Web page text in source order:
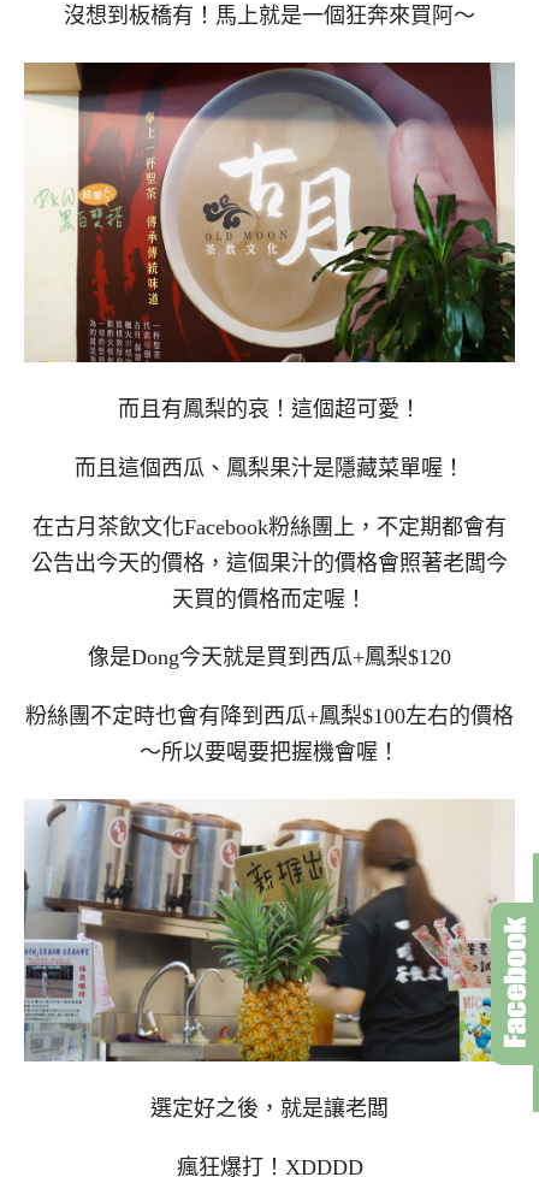
沒想到板橋有！馬上就是一個狂奔來買阿～
而且有鳳梨的哀！這個超可愛！
而且這個西瓜、鳳梨果汁是隱藏菜單喔！
在古月茶飲文化Facebook粉絲團上，不定期都會有
公告出今天的價格，這個果汁的價格會照著老闆今
天買的價格而定喔！
像是Dong今天就是買到西瓜+鳳梨$120
粉絲團不定時也會有降到西瓜+鳳梨$100左右的價格
～所以要喝要把握機會喔！
選定好之後，就是讓老闆
瘋狂爆打！XDDDD